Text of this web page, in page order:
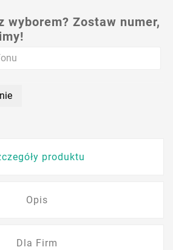
wyborem? Zostaw numer,
produktu
Opis
Dla Firm